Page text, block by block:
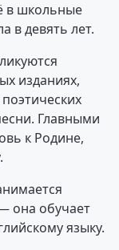
в школьные
в девять лет.
изданиях,
Главными
к Родине,
она обучает
языку.